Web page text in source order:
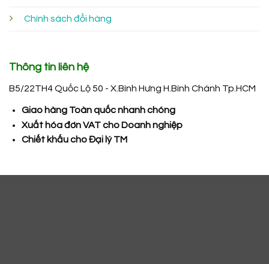
Chính sách đổi hàng
Thông tin liên hệ
B5/22TH4 Quốc Lộ 50 - X.Bình Hưng H.Bình Chánh Tp.HCM
Giao hàng Toàn quốc nhanh chóng
Xuất hóa đơn VAT cho Doanh nghiệp
Chiết khấu cho Đại lý TM